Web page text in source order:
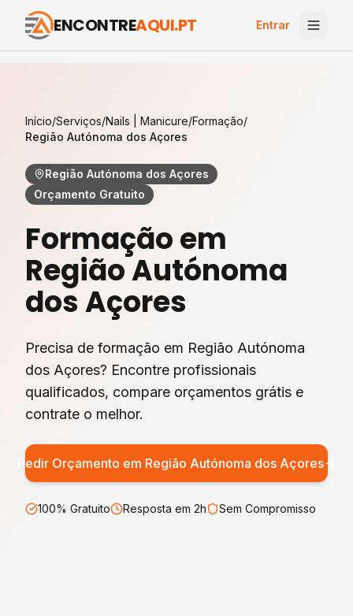
ENCONTREAQUI.PT Entrar
Início/Serviços/Nails | Manicure/Formação/
Região Autónoma dos Açores
Região Autónoma dos Açores
Orçamento Gratuito
Formaçãoem
Região Autónoma
dos Açores
Precisa de formação em Região Autónoma
dos Açores? Encontre profissionais
qualificados, compare orçamentos grátis e
contrate o melhor.
Pedir Orçamento em Região Autónoma dos Açores
100% Gratuito Resposta em 2h Sem Compromisso